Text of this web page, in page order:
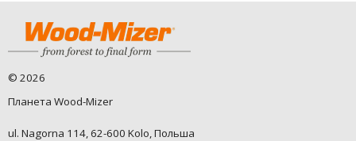
© 2026
Планета Wood-Mizer
ul. Nagorna 114, 62-600 Kolo, Польша